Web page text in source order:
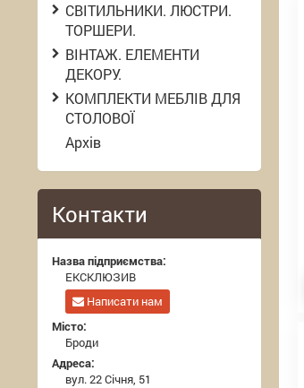
СВІТИЛЬНИКИ. ЛЮСТРИ.
ТОРШЕРИ.
ВІНТАЖ. ЕЛЕМЕНТИ
ДЕКОРУ.
КОМПЛЕКТИ МЕБЛІВ ДЛЯ
СТОЛОВОЇ
Архів
Контакти
Назва підприємства:
ЕКСКЛЮЗИВ
Написати нам
Місто:
Броди
Адреса:
вул. 22 Січня, 51